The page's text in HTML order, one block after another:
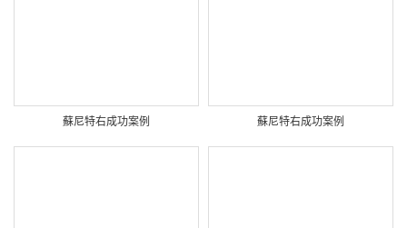
蘇尼特右成功案例 蘇尼特右成功案例